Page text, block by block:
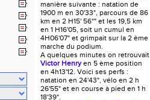
manière suivante : natation de
1900 m en 30'33", parcours de 86
km en 2 H15' 56"" et les 19,5 km
en 1 H16'05, soit un cumul en
4H06'07" et grimpait sur la 2 ème
marche du podium.
A quelques minutes on retrouvait
Victor Henryen 5 ème position
en 4h13'12. Voici ses perfs :
natation en 24'43", vélo en 2 h
26'55" et en course à pied en 1 h
18'39".